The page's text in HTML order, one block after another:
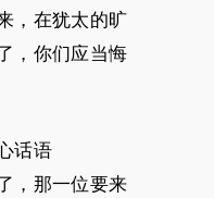
，在犹太的旷
，你们应当悔
话语
，那一位要来